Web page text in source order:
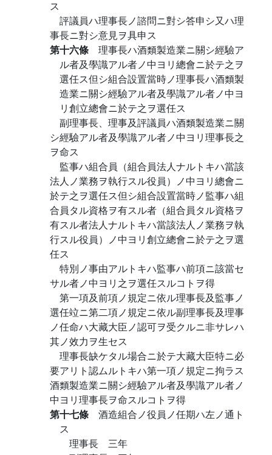
ス
評議員ハ理事長ノ諮問ニ對シ答申シ又ハ理
事長ニ對シ意見ヲ具申ス
第十六條 理事長ハ酒類製造業ニ關シ經驗ア
ル者及學識アル者ノ中ヨリ總會ニ於テ之ヲ
選任ス但シ組合設置當時ノ理事長ハ酒類製
造業ニ關シ經驗アル者及學識アル者ノ中ヨ
リ創立總會ニ於テ之ヲ選任ス
副理事長、理事及評議員ハ酒類製造業ニ關
シ經驗アル者及學識アル者ノ中ヨリ理事長之
ヲ命ス
監事ハ組合員（組合員法人ナルトキハ當該
法人ノ業務ヲ執行スル役員）ノ中ヨリ總會ニ
於テ之ヲ選任ス但シ組合設置當時ノ監事ハ組
合員タル資格ヲ有スル者（組合員タル資格ヲ
有スル者法人ナルトキハ當該法人ノ業務ヲ執
行スル役員）ノ中ヨリ創立總會ニ於テ之ヲ選
任ス
特別ノ事由アルトキハ監事ハ前項ニ該當セ
サル者ノ中ヨリ之ヲ選任スルコトヲ得
第一項及前項ノ規定ニ依ル理事長及監事ノ
選任竝ニ第二項ノ規定ニ依ル副理事長及理事
ノ任命ハ大藏大臣ノ認可ヲ受クルニ非サレハ
其ノ效力ヲ生セス
理事長缺ケタル場合ニ於テ大藏大臣特ニ必
要アリト認ムルトキハ第一項ノ規定ニ拘ラス
酒類製造業ニ關シ經驗アル者及學識アル者ノ
中ヨリ理事長ヲ命スルコトヲ得
第十七條 酒造組合ノ役員ノ任期ハ左ノ通ト
ス
理事長 三年